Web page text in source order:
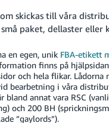
skickas till våra
paket, dellaster eller
en egen, unik FBA-etikett
finns på
och hela flikar. Lådorna
bearbetning i våra
bland annat vara RSC
och 200 BH
”gaylords”).